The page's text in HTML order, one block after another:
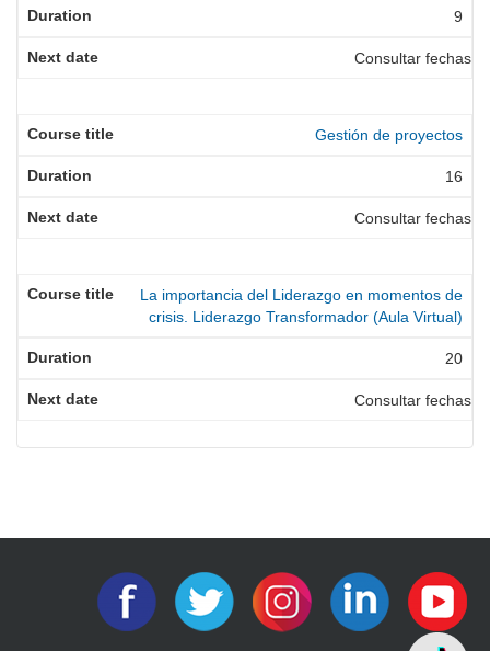
9
Consultar fechas
Gestión de proyectos
16
Consultar fechas
La importancia del Liderazgo en momentos de
crisis. Liderazgo Transformador (Aula Virtual)
20
Consultar fechas